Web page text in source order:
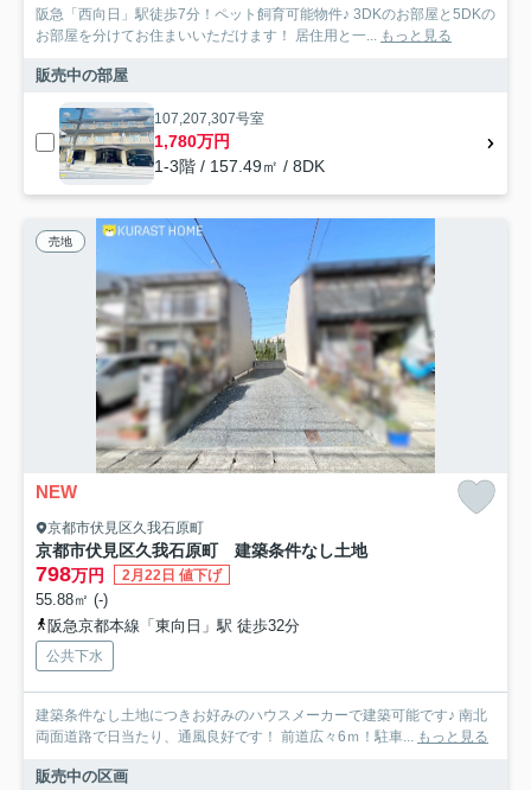
阪急「西向日」駅徒歩7分！ペット飼育可能物件♪ 3DKのお部屋と5DKの
お部屋を分けてお住まいいただけます！ 居住用と一...
もっと見る
販売中の部屋
107,207,307号室
1,780万円
1-3階 / 157.49㎡ / 8DK
売地
NEW
京都市伏見区久我石原町
京都市伏見区久我石原町 建築条件なし土地
798万円 2月22日 値下げ
55.88㎡ (-)
阪急京都本線「東向日」駅 徒歩32分
公共下水
建築条件なし土地につきお好みのハウスメーカーで建築可能です♪ 南北
両面道路で日当たり、通風良好です！ 前道広々6ｍ！駐車...
もっと見る
販売中の区画